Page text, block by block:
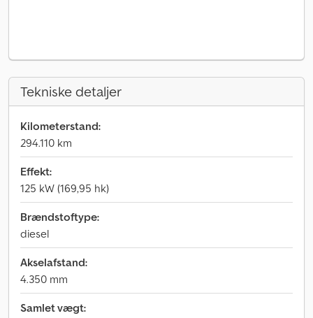
Tekniske detaljer
Kilometerstand:
294.110 km
Effekt:
125 kW (169,95 hk)
Brændstoftype:
diesel
Akselafstand:
4.350 mm
Samlet vægt: